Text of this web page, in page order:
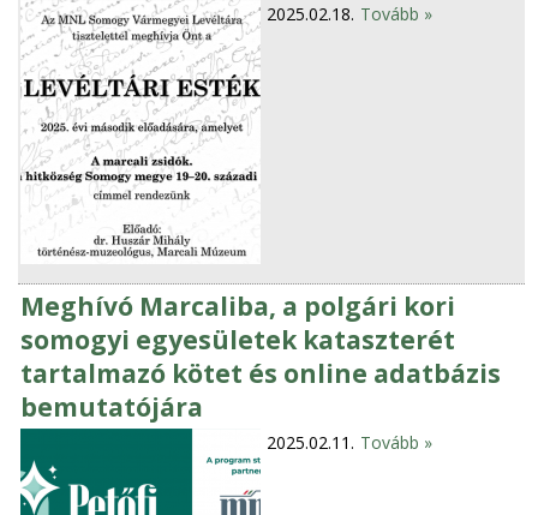
2025.02.18. Tovább »
Meghívó Marcaliba, a polgári kori
somogyi egyesületek kataszterét
tartalmazó kötet és online adatbázis
bemutatójára
2025.02.11. Tovább »